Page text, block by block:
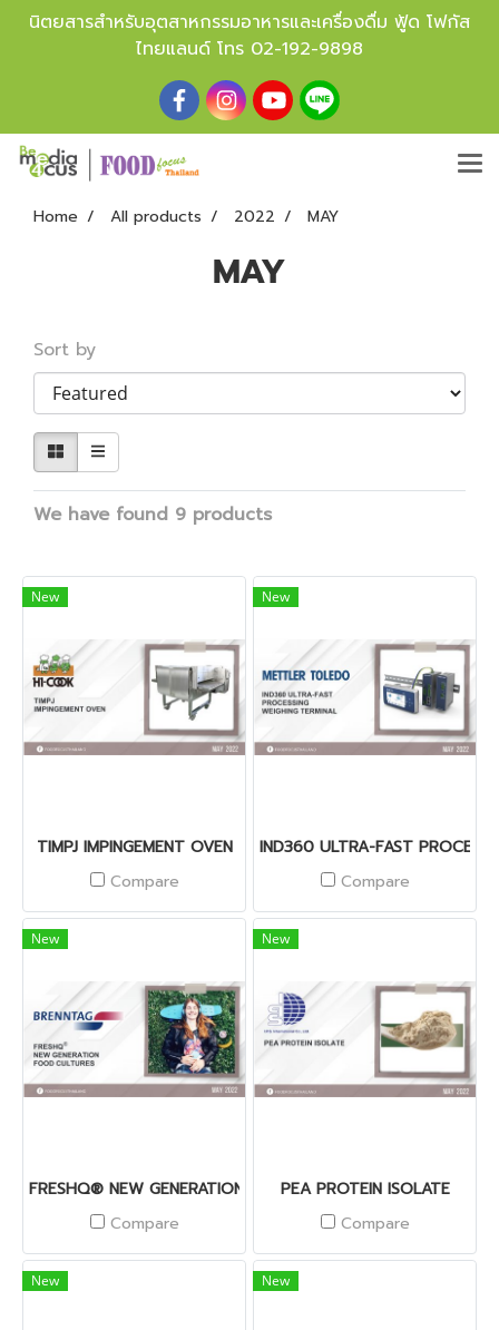
นิตยสารสำหรับอุตสาหกรรมอาหารและเครื่องดื่ม ฟู้ด โฟกัส
ไทยแลนด์ โทร 02-192-9898
Home All products 2022 MAY
MAY
Sort by
We have found 9 products
New
TIMPJ IMPINGEMENT OVEN
Compare
New
IND360 ULTRA-FAST
Compare
New
FRESHQ® NEW GENERATION FOOD CULTURES
Compare
New
PEA PROTEIN ISOLATE
Compare
New New